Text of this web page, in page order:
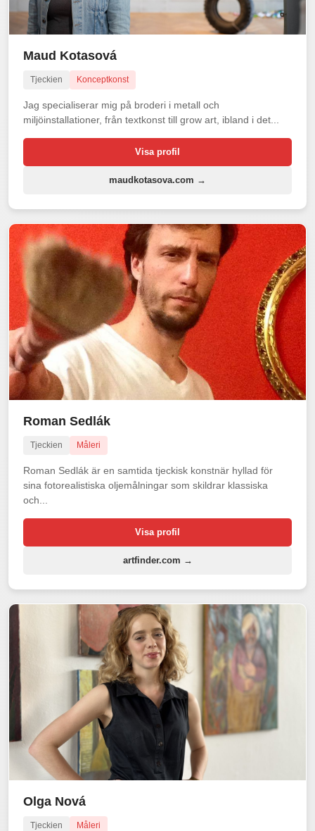
Maud Kotasová
Tjeckien Konceptkonst
Jag specialiserar mig på broderi i metall och
miljöinstallationer, från textkonst till grow art, ibland i det...
Visa profil
maudkotasova.com →
Roman Sedlák
Tjeckien Måleri
Roman Sedlák är en samtida tjeckisk konstnär hyllad för
sina fotorealistiska oljemålningar som skildrar klassiska
och...
Visa profil
artfinder.com →
Olga Nová
Tjeckien Måleri